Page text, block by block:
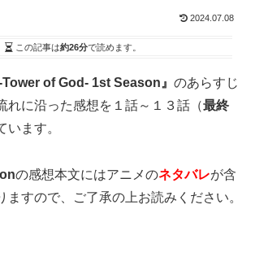
2024.07.08
この記事は約26分で読めます。
-Tower of God- 1st Season』 のあらすじ
れに沿った感想を１話～１３話（最終
います。
の感想本文にはアニメのネタバレが含
ますので、ご了承の上お読みください。